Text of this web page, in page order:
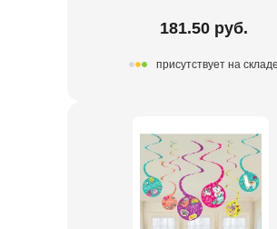
181.50 руб.
присутствует на складе